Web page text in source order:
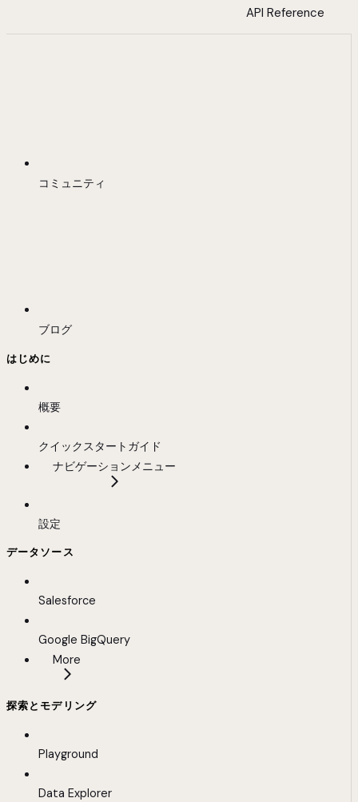
API Reference
コミュニティ
ブログ
はじめに
概要
クイックスタートガイド
ナビゲーションメニュー
設定
データソース
Salesforce
Google BigQuery
More
探索とモデリング
Playground
Data Explorer